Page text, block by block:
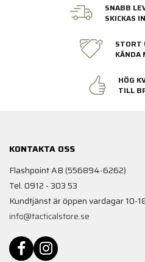
SNABB
SKICKAS
STORT
KÄNDA
HÖG
TILL
KONTAKTA OSS
Flashpoint AB (556894-6262)
Tel. 0912 - 303 53
Kundtjänst är öppen vardagar 10-
info@tacticalstore.se